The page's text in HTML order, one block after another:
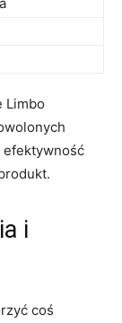
Limbo
efektywność
i
coś